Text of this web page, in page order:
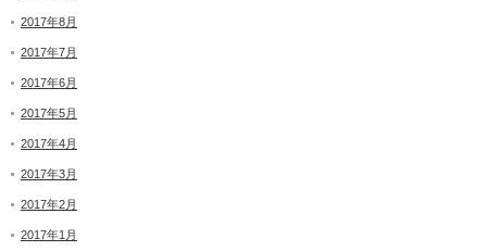
2017年8月
2017年7月
2017年6月
2017年5月
2017年4月
2017年3月
2017年2月
2017年1月